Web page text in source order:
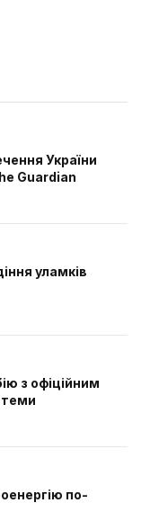
України
Guardian
уламків
з офіційним
теми
по-